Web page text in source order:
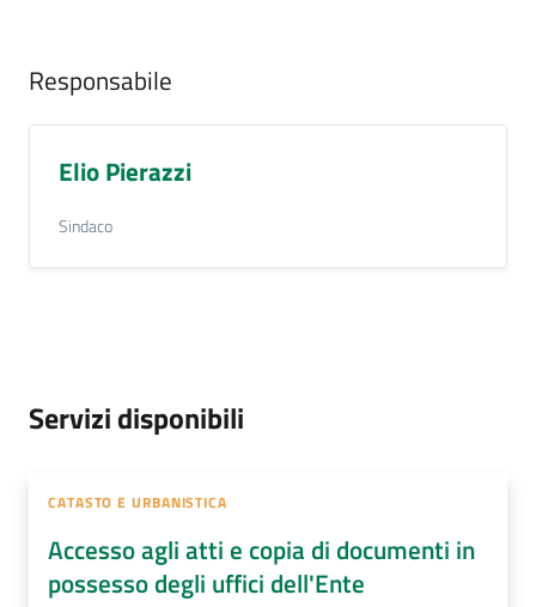
Responsabile
Elio Pierazzi
Sindaco
Servizi disponibili
CATASTO E URBANISTICA
Accesso agli atti e copia di documenti in
possesso degli uffici dell'Ente